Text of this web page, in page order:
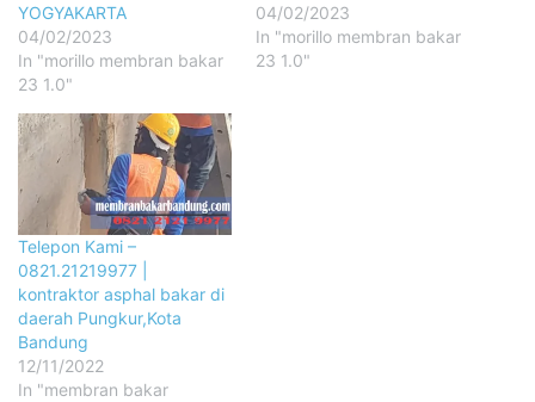
YOGYAKARTA
04/02/2023
In "morillo membran bakar
23 1.0"
04/02/2023
In "morillo membran bakar
23 1.0"
Telepon Kami –
0821.21219977 |
kontraktor asphal bakar di
daerah Pungkur,Kota
Bandung
12/11/2022
In "membran bakar